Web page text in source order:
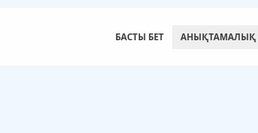
БАСТЫ БЕТ АНЫҚТАМАЛЫҚ